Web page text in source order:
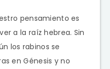
pensamiento es
a la raíz hebrea. Sin
los rabinos se
en Génesis y no